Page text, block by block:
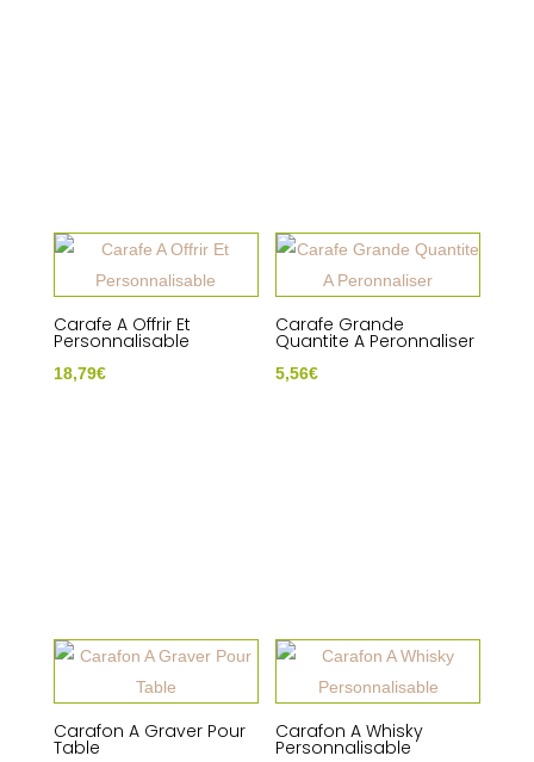
Carafe A Offrir Et
Personnalisable
18,79€
Carafe Grande
Quantite A Peronnaliser
5,56€
Carafon A Graver Pour
Table
Carafon A Whisky
Personnalisable